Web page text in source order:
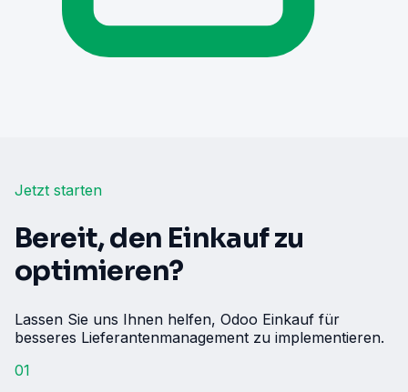
Jetzt starten
Bereit, den Einkauf zu
optimieren?
Lassen Sie uns Ihnen helfen, Odoo Einkauf für
besseres Lieferantenmanagement zu implementieren.
01